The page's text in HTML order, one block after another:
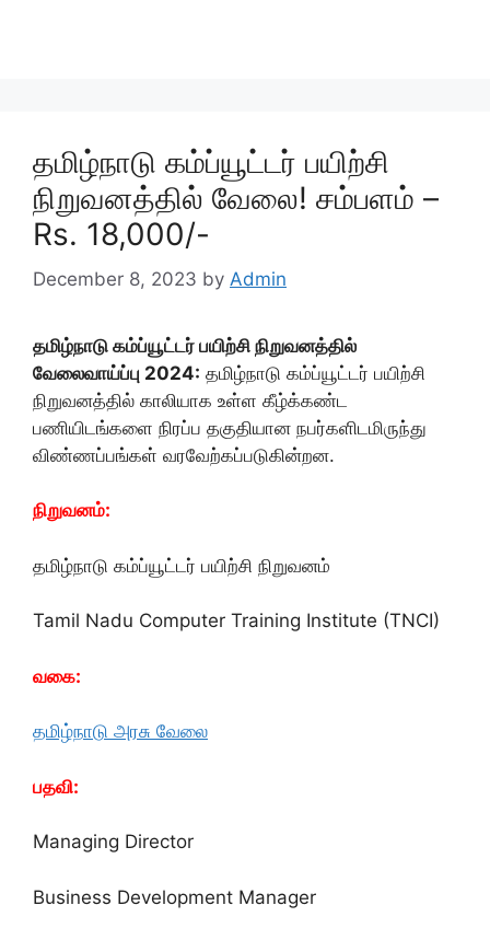
தமிழ்நாடு கம்ப்யூட்டர் பயிற்சி
நிறுவனத்தில் வேலை! சம்பளம் –
Rs. 18,000/-
December 8, 2023 by Admin
தமிழ்நாடு கம்ப்யூட்டர் பயிற்சி நிறுவனத்தில்
வேலைவாய்ப்பு 2024: தமிழ்நாடு கம்ப்யூட்டர் பயிற்சி
நிறுவனத்தில் காலியாக உள்ள கீழ்க்கண்ட
பணியிடங்களை நிரப்ப தகுதியான நபர்களிடமிருந்து
விண்ணப்பங்கள் வரவேற்கப்படுகின்றன.
நிறுவனம்:
தமிழ்நாடு கம்ப்யூட்டர் பயிற்சி நிறுவனம்
Tamil Nadu Computer Training Institute (TNCI)
வகை:
தமிழ்நாடு அரசு வேலை
பதவி:
Managing Director
Business Development Manager